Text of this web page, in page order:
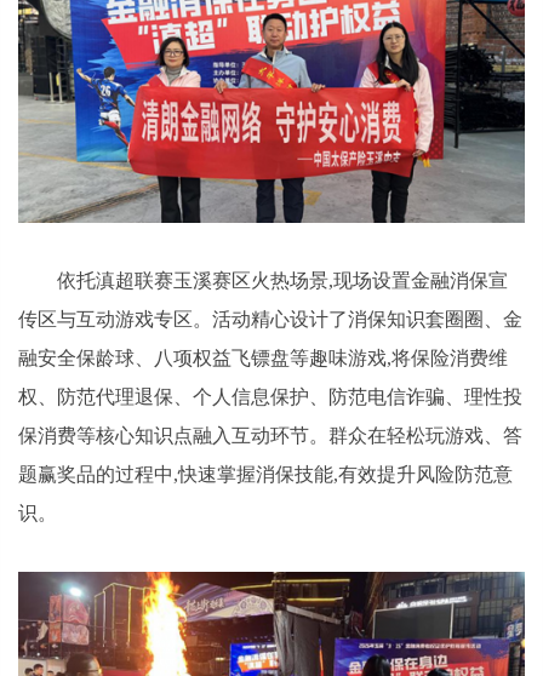
依托滇超联赛玉溪赛区火热场景,现场设置金融消保宣
传区与互动游戏专区。活动精心设计了消保知识套圈圈、金
融安全保龄球、八项权益飞镖盘等趣味游戏,将保险消费维
权、防范代理退保、个人信息保护、防范电信诈骗、理性投
保消费等核心知识点融入互动环节。群众在轻松玩游戏、答
题赢奖品的过程中,快速掌握消保技能,有效提升风险防范意
识。